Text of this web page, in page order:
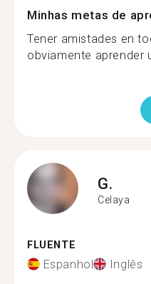
Minhas metas de
Tener amistades en
obviamente aprender
G.
Celaya
FLUENTE
Espanhol Inglês